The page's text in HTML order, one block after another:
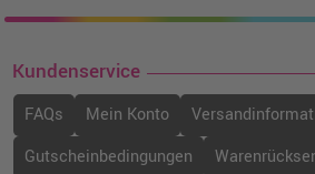
inkl. MwSt.zzgl. Versand
Kompatible Tinte
blau
o. MwSt. 183,18 €
217,98 €
inkl. MwSt. zzgl. Versand
Kundenservice
FAQs Mein Konto
Gutscheinbedingungen